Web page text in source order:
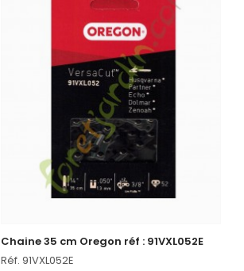
Chaine 35 cm Oregon réf : 91VXL052E
Réf. 91VXL052E